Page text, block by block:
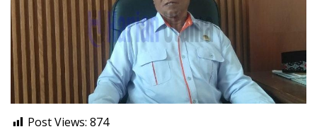
Post Views: 874